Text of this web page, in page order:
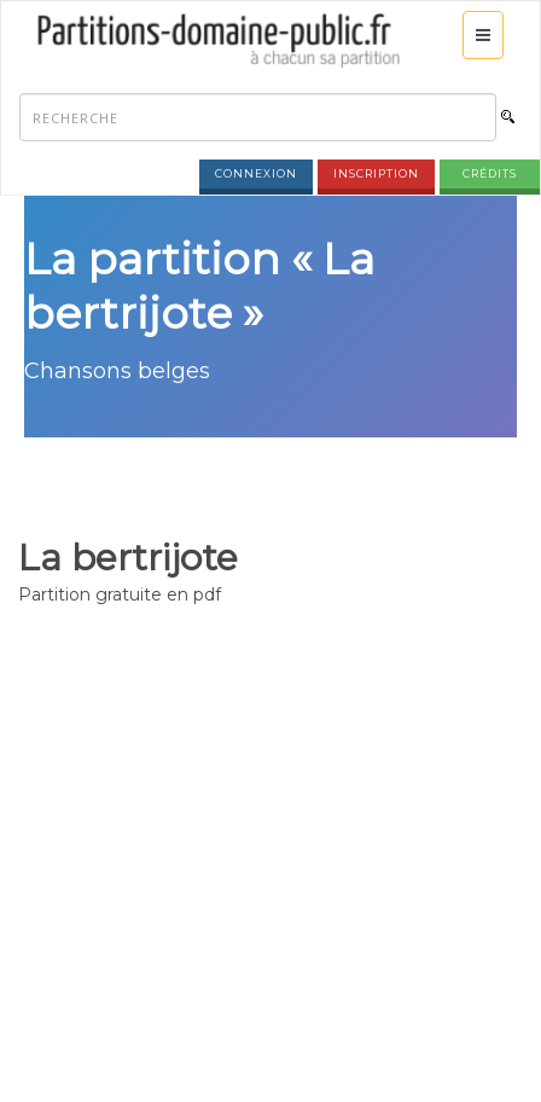
CONNEXION INSCRIPTION CRÉDITS
La partition « La
bertrijote »
Chansons belges
La bertrijote
Partition gratuite en pdf